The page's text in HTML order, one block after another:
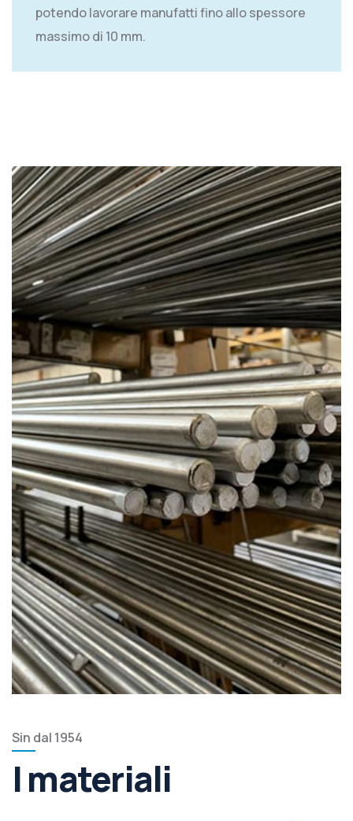
potendo lavorare manufatti fino allo spessore
massimo di 10 mm.
Sin dal 1954
I materiali